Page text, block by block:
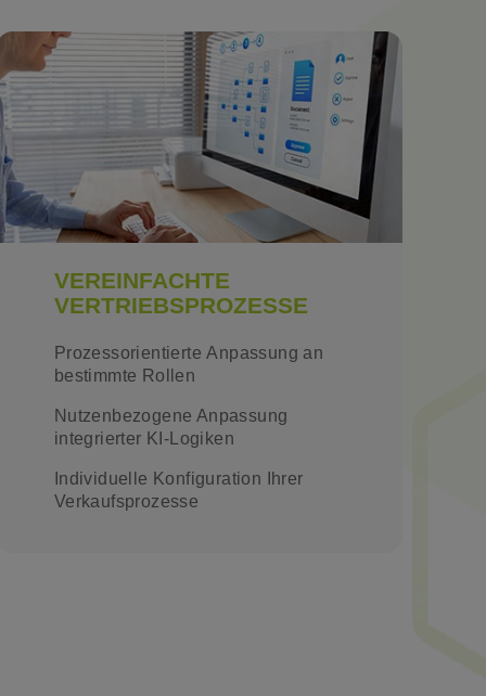
VEREINFACHTE
VERTRIEBSPROZESSE
Prozessorientierte Anpassung an
bestimmte Rollen
Nutzenbezogene Anpassung
integrierter KI-Logiken
Individuelle Konfiguration Ihrer
Verkaufsprozesse